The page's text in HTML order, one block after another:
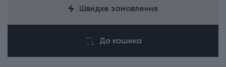
Швидке замовлення
До кошика